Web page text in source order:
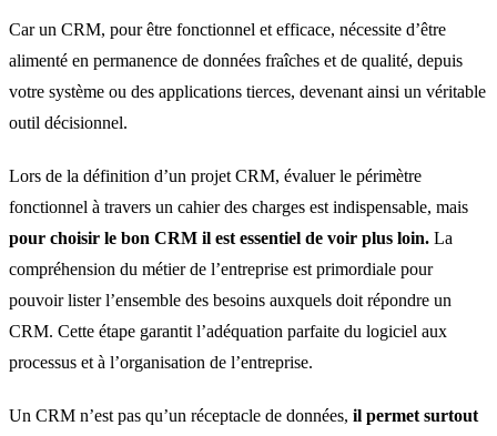
Car un CRM, pour être fonctionnel et efficace, nécessite d’être
alimenté en permanence de données fraîches et de qualité, depuis
votre système ou des applications tierces, devenant ainsi un véritable
outil décisionnel.
Lors de la définition d’un projet CRM, évaluer le périmètre
fonctionnel à travers un cahier des charges est indispensable, mais
pour choisir le bon CRM il est essentiel de voir plus loin. La
compréhension du métier de l’entreprise est primordiale pour
pouvoir lister l’ensemble des besoins auxquels doit répondre un
CRM. Cette étape garantit l’adéquation parfaite du logiciel aux
processus et à l’organisation de l’entreprise.
Un CRM n’est pas qu’un réceptacle de données, il permet surtout